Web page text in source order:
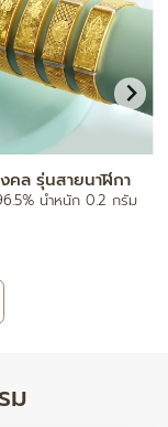
กำไลข้อมือ
80% ฝังเพชรแท้
ม